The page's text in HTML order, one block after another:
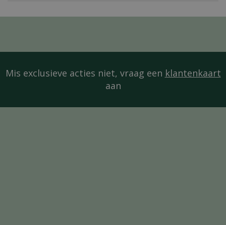
Mis exclusieve acties niet, vraag een klantenkaart
aan